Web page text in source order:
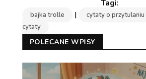
bajka trolle | cytaty o przytulaniu
cytaty
POLECANE WPISY